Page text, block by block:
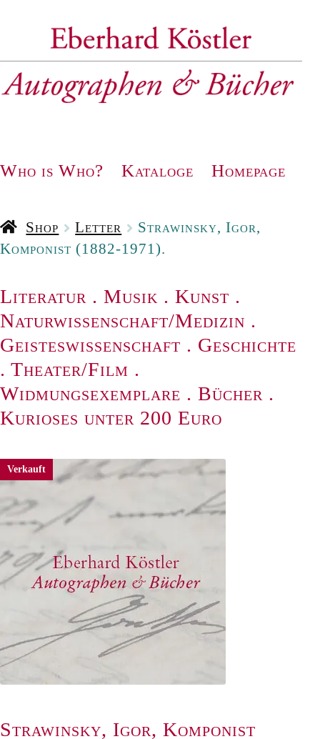
Navigation
Who is Who? Kataloge Homepage
Shop Letter
Strawinsky, Igor,
Komponist (1882-1971).
Literatur . Musik . Kunst .
Naturwissenschaft/Medizin .
Geisteswissenschaft . Geschichte
. Theater/Film .
Widmungsexemplare . Bücher .
Kurioses unter 200 Euro
Verkauft
Strawinsky, Igor, Komponist